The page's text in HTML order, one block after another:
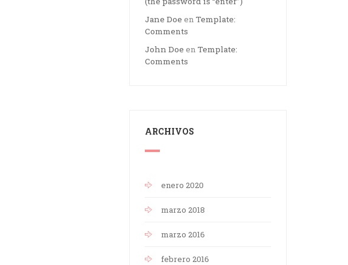
Jane Doe en Template:
Comments
John Doe en Template:
Comments
ARCHIVOS
enero 2020
marzo 2018
marzo 2016
febrero 2016